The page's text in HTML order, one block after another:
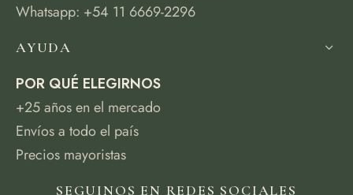
Whatsapp: +54 11 6669-2296
AYUDA
POR QUÉ ELEGIRNOS
+25 años en el mercado
Envíos a todo el país
Precios mayoristas
SEGUINOS EN REDES SOCIALES